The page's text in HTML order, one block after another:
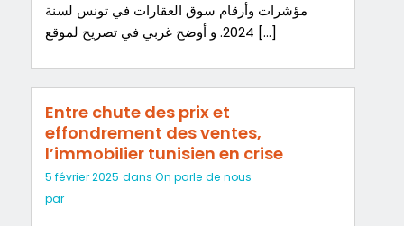
مؤشرات وأرقام سوق العقارات في تونس لسنة
2024. و أوضح غربي في تصريح لموقع […]
Entre chute des prix et
effondrement des ventes,
l’immobilier tunisien en crise
5 février 2025 dans On parle de nous
par